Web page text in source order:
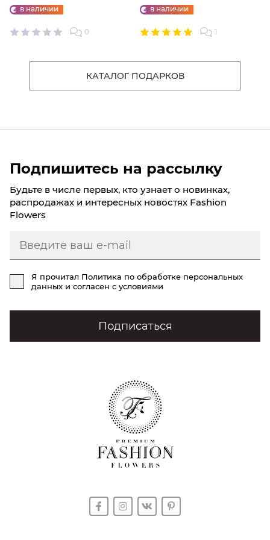
"ФАБРИКИ СЧАСТЬЕ"
в наличии
0
ШТ.в наличии
1
КАТАЛОГ ПОДАРКОВ
Подпишитесь на рассылку
Будьте в числе первых, кто узнает о новинках,
распродажах и интересных новостях Fashion
Flowers
Я прочитал Политика по обработке персональных
данных и согласен с условиями
Подписаться